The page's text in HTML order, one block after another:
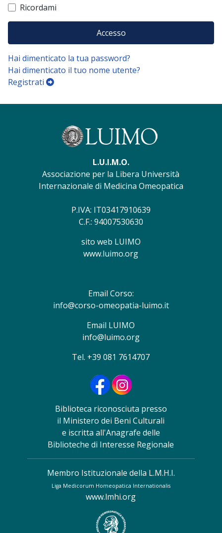
Ricordami
Accesso
Hai dimenticato la tua password?
Hai dimenticato il tuo nome utente?
Registrati
L.U.I.M.O.
Associazione per la Libera Università
Internazionale di Medicina Omeopatica
P.IVA: IT03417910639
C.F.: 94007530630
sito web LUIMO
www.luimo.org
Email Corso:
info@corso-omeopatia-luimo.it
Email LUIMO
info@luimo.org
Tel. +39 081 7614707
Biblioteca riconosciuta presso
il Ministero dei Beni Culturali
e iscritta all'Anagrafe delle
Biblioteche di Interesse Regionale
Membro Istituzionale della L.M.H.I.
Liga Medicorum Homeopatica Internationalis
www.lmhi.org